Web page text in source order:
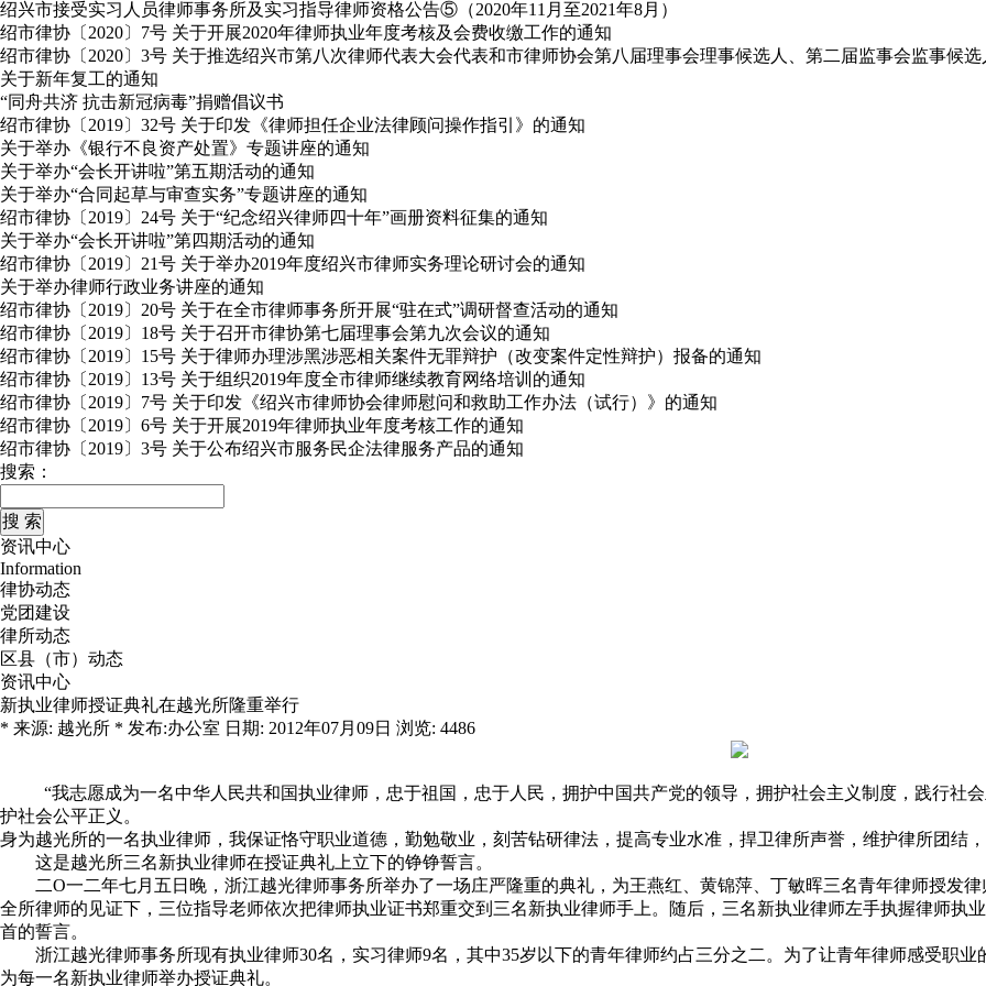
绍兴市接受实习人员律师事务所及实习指导律师资格公告⑤（2020年11月至2021年8月）
绍市律协〔2020〕7号 关于开展2020年律师执业年度考核及会费收缴工作的通知
绍市律协〔2020〕3号 关于推选绍兴市第八次律师代表大会代表和市律师协会第八届理事会理事候选人、第二届监事会监事候
关于新年复工的通知
“同舟共济 抗击新冠病毒”捐赠倡议书
绍市律协〔2019〕32号 关于印发《律师担任企业法律顾问操作指引》的通知
关于举办《银行不良资产处置》专题讲座的通知
关于举办“会长开讲啦”第五期活动的通知
关于举办“合同起草与审查实务”专题讲座的通知
绍市律协〔2019〕24号 关于“纪念绍兴律师四十年”画册资料征集的通知
关于举办“会长开讲啦”第四期活动的通知
绍市律协〔2019〕21号 关于举办2019年度绍兴市律师实务理论研讨会的通知
关于举办律师行政业务讲座的通知
绍市律协〔2019〕20号 关于在全市律师事务所开展“驻在式”调研督查活动的通知
绍市律协〔2019〕18号 关于召开市律协第七届理事会第九次会议的通知
绍市律协〔2019〕15号 关于律师办理涉黑涉恶相关案件无罪辩护（改变案件定性辩护）报备的通知
绍市律协〔2019〕13号 关于组织2019年度全市律师继续教育网络培训的通知
绍市律协〔2019〕7号 关于印发《绍兴市律师协会律师慰问和救助工作办法（试行）》的通知
绍市律协〔2019〕6号 关于开展2019年律师执业年度考核工作的通知
绍市律协〔2019〕3号 关于公布绍兴市服务民企法律服务产品的通知
搜索：
资讯中心
Information
律协动态
党团建设
律所动态
区县（市）动态
资讯中心
新执业律师授证典礼在越光所隆重举行
* 来源: 越光所 * 发布:办公室 日期: 2012年07月09日 浏览: 4486
“我志愿成为一名中华人民共和国执业律师，忠于祖国，忠于人民，拥护中国共产党的领导，拥护社会主义制度，践行社
护社会公平正义。
身为越光所的一名执业律师，我保证恪守职业道德，勤勉敬业，刻苦钻研律法，提高专业水准，捍卫律所声誉，维护律所团结
这是越光所三名新执业律师在授证典礼上立下的铮铮誓言。
二O一二年七月五日晚，浙江越光律师事务所举办了一场庄严隆重的典礼，为王燕红、黄锦萍、丁敏晖三名青年律师授发
全所律师的见证下，三位指导老师依次把律师执业证书郑重交到三名新执业律师手上。随后，三名新执业律师左手执握律师执
首的誓言。
浙江越光律师事务所现有执业律师30名，实习律师9名，其中35岁以下的青年律师约占三分之二。为了让青年律师感受职
为每一名新执业律师举办授证典礼。